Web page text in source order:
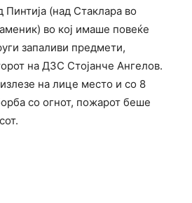
Пинтија (над Стаклара во
во кој имаше повеќе
запаливи предмети,
на ДЗС Стојанче Ангелов.
на лице место и со 8
со огнот, пожарот беше